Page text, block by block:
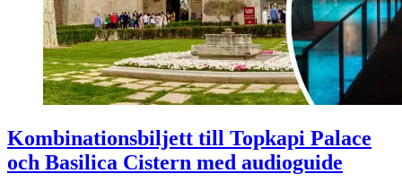
Kombinationsbiljett till Topkapi Palace
och Basilica Cistern med audioguide